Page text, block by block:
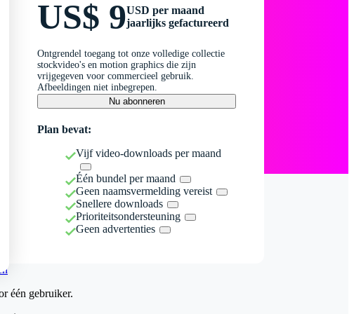
US$ 9USD per maand
jaarlijks gefactureerd
Ontgrendel toegang tot onze volledige collectie
stockvideo's en motion graphics die zijn
vrijgegeven voor commercieel gebruik.
Afbeeldingen niet inbegrepen.
Nu abonneren
Plan bevat:
Vijf video-downloads per maand
Één bundel per maand
Geen naamsvermelding vereist
Snellere downloads
Prioriteitsondersteuning
Geen advertenties
één gebruiker.